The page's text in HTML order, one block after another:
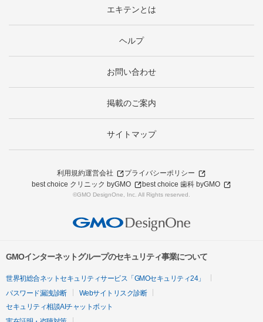
エキテンとは
ヘルプ
お問い合わせ
掲載のご案内
サイトマップ
利用規約運営会社
プライバシーポリシー
best choice クリニック byGMO
best choice 歯科 byGMO
©GMO DesignOne, Inc. All Rights reserved.
GMOインターネットグループのセキュリティ事業について
世界初総合ネットセキュリティサービス「GMOセキュリティ24」
パスワード漏洩診断
Webサイトリスク診断
セキュリティ相談AIチャットボット